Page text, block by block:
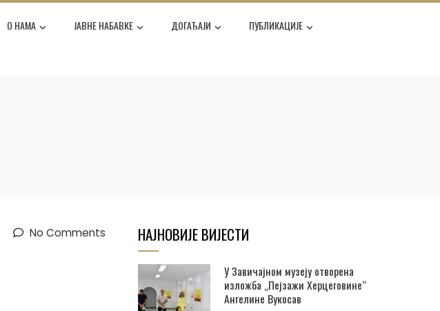
О НАМА ЈАВНЕ НАБАВКЕ ДОГАЂАЈИ
ПУБЛИКАЦИЈЕ
No Comments НАЈНОВИЈЕ ВИЈЕСТИ
У Завичајном музеју отворена
изложба „Пејзажи Херцеговине“
Ангелине Вукосав